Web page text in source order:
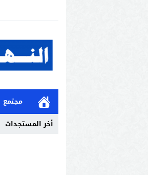
مجتمع
أخر المستجدات